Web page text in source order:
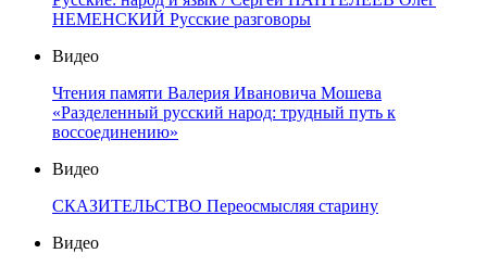
НЕМЕНСКИЙ Русские разговоры
Видео
Чтения памяти Валерия Ивановича Мошева
«Разделенный русский народ: трудный путь к
воссоединению»
Видео
СКАЗИТЕЛЬСТВО Переосмысляя старину
Видео